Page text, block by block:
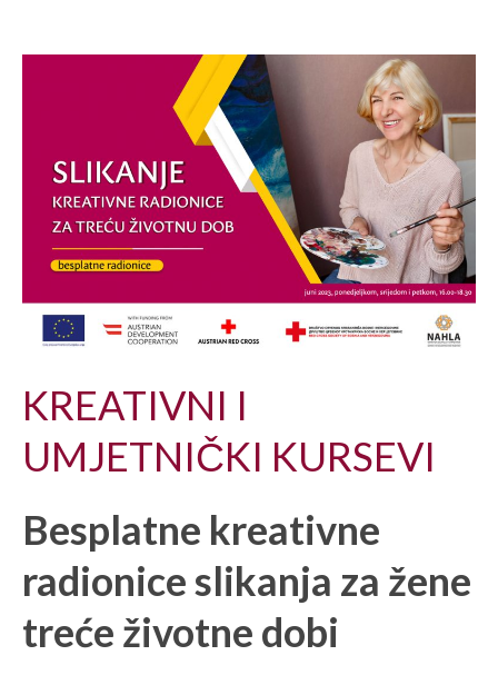
KREATIVNI I
UMJETNIČKI KURSEVI
Besplatne kreativne
radionice slikanja za žene
treće životne dobi